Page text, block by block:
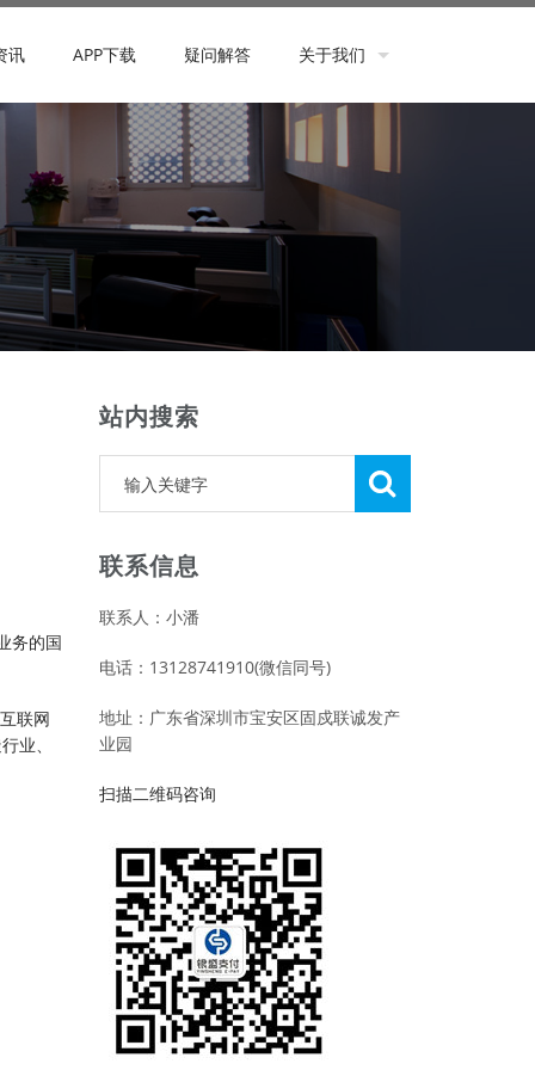
讯 APP下载 疑问解答 关于我们
联系我们
务的国
联网
业、
站内搜索
联系信息
联系人：小潘
电话：13128741910(微信同号)
地址：广东省深圳市宝安区固戍联诚发产
业园
扫描二维码咨询